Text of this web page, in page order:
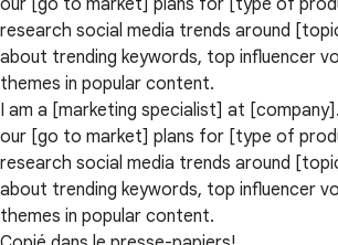
our [go to market] plans for [type of
research social media trends around
about trending keywords, top influencer
themes in popular content.
I am a [marketing specialist] at
our [go to market] plans for [type of
research social media trends around
about trending keywords, top influencer
themes in popular content.